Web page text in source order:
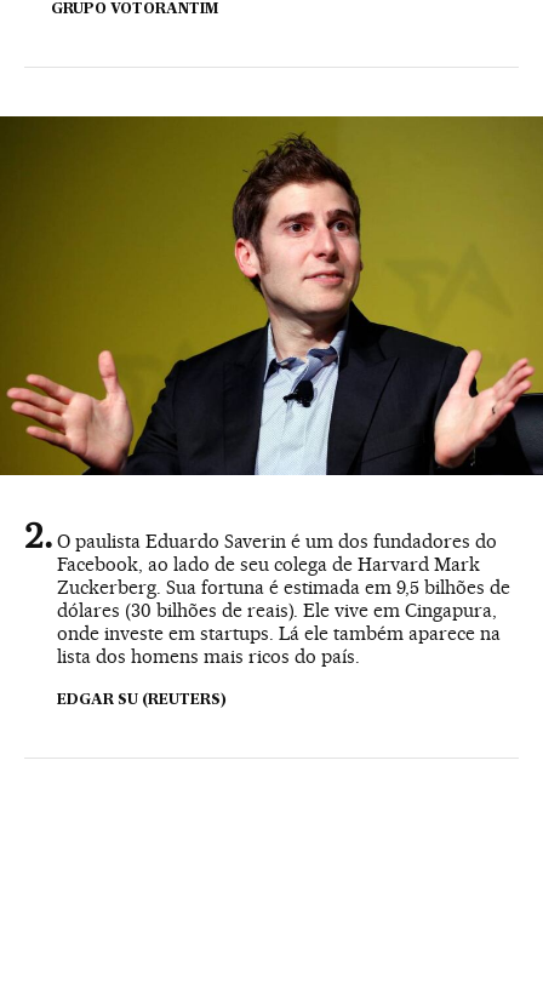
GRUPO VOTORANTIM
O paulista Eduardo Saverin é um dos fundadores do
Facebook, ao lado de seu colega de Harvard Mark
Zuckerberg. Sua fortuna é estimada em 9,5 bilhões de
dólares (30 bilhões de reais). Ele vive em Cingapura,
onde investe em startups. Lá ele também aparece na
lista dos homens mais ricos do país.
EDGAR SU (REUTERS)